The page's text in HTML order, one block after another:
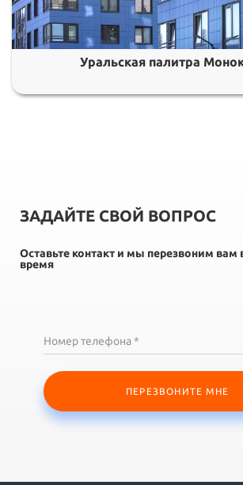
Уральская палитра
ЗАДАЙТЕ СВОЙ ВОПРОС
Оставьте контакт и мы перезвоним
время
Номер телефона *
ПЕРЕЗВОНИТЕ МНЕ